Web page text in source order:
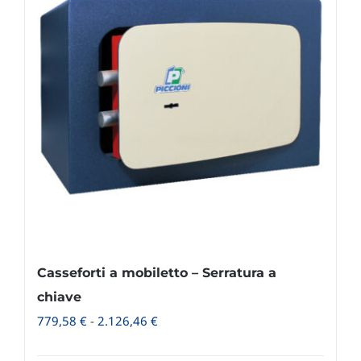
Casseforti a mobiletto – Serratura a
chiave
779,58 € - 2.126,46 €